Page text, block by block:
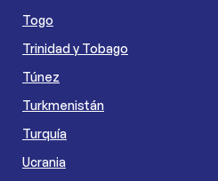
Togo
Trinidad y Tobago
Túnez
Turkmenistán
Turquía
Ucrania